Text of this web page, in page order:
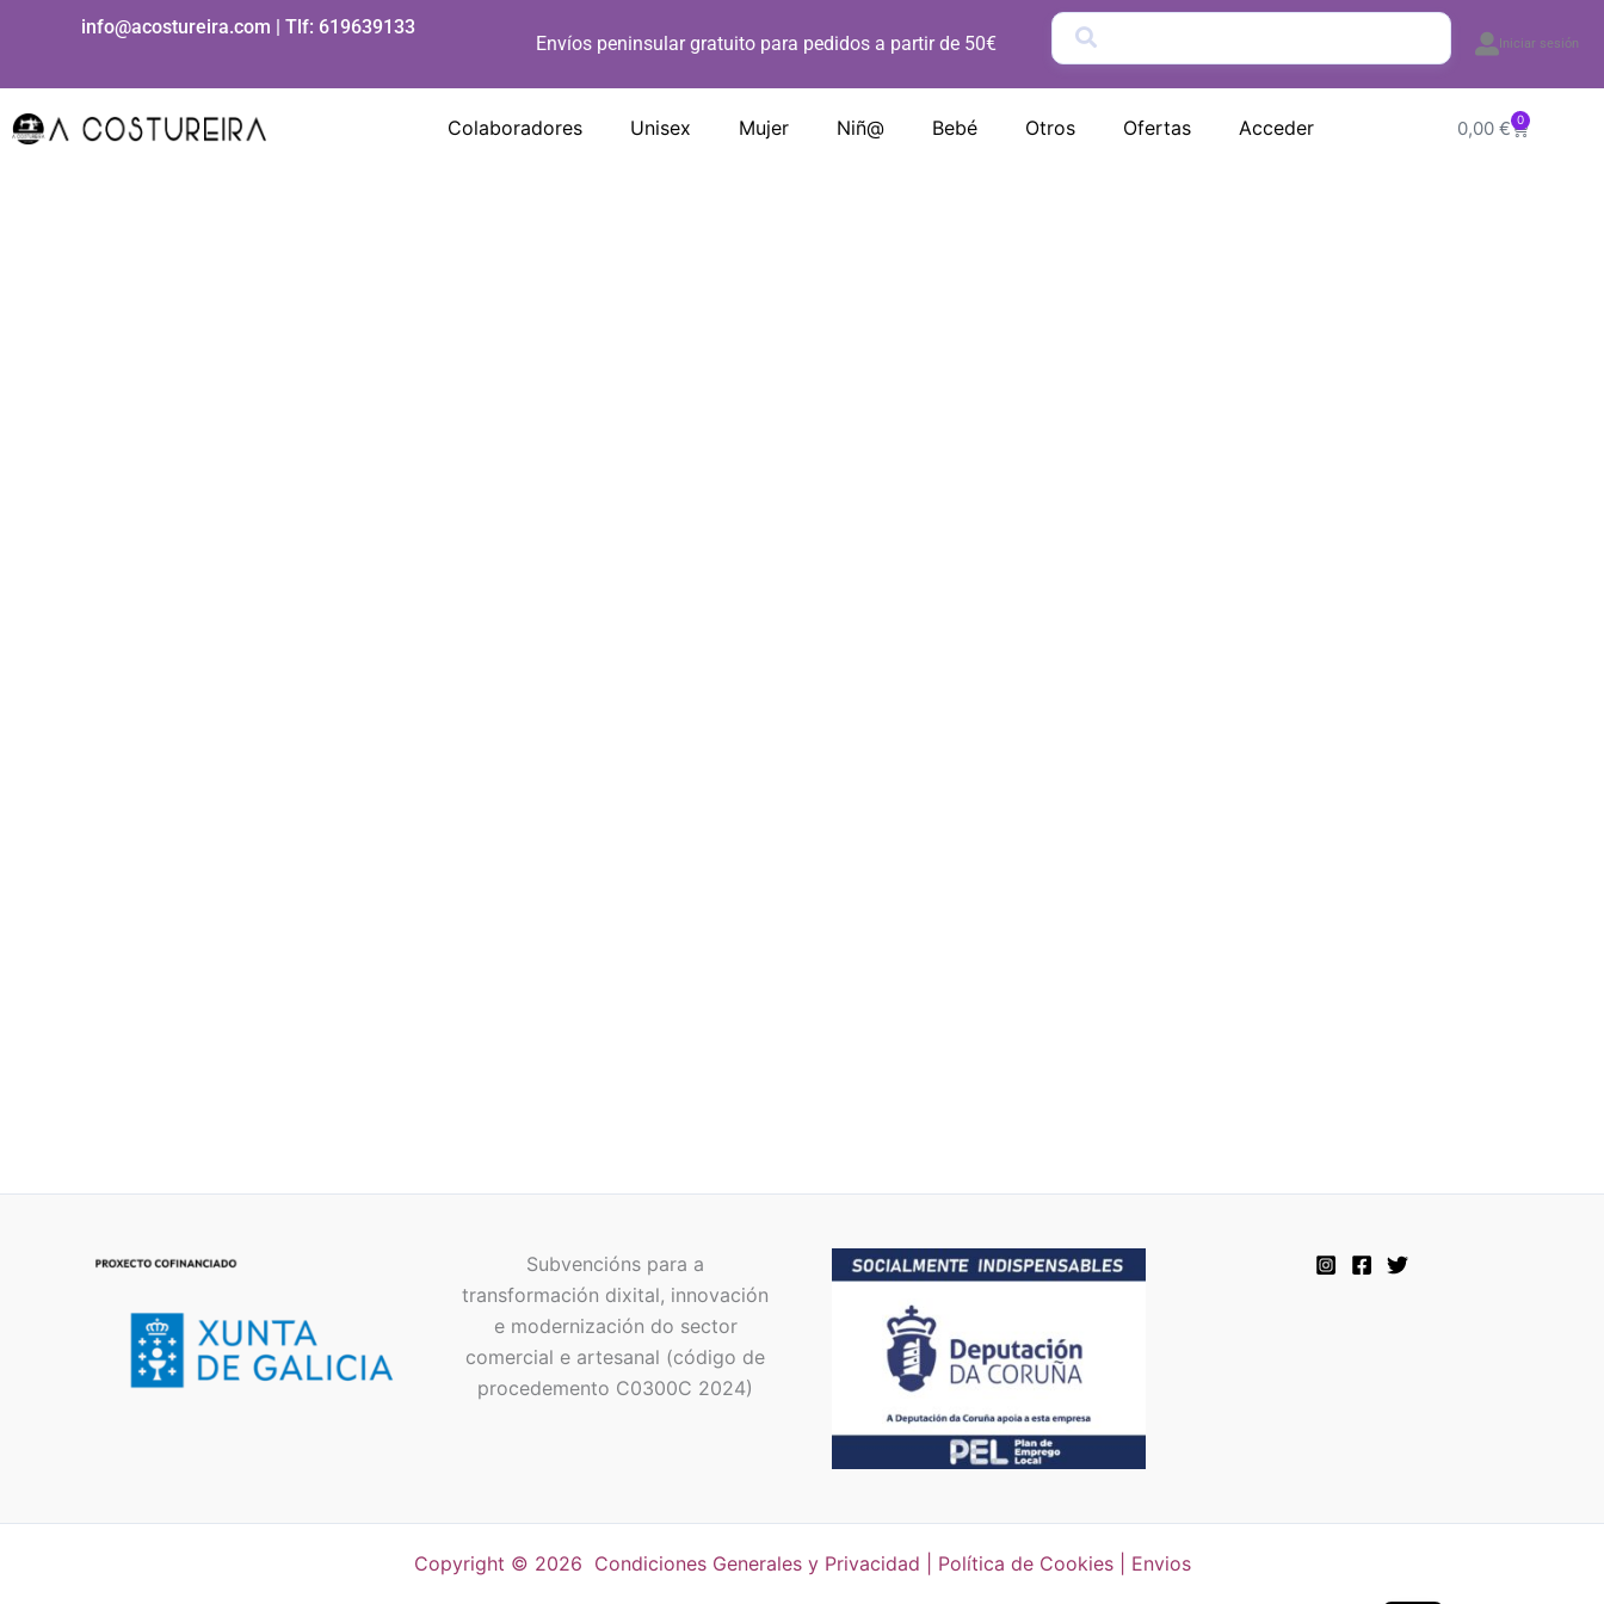
info@acostureira.com | Tlf: 619639133
Envíos peninsular gratuito para pedidos a partir de 50€ Iniciar sesión
Colaboradores Unisex Mujer Niñ@ Bebé Otros Ofertas Acceder 0,00€ 0
Carrito
Subvencións para a
transformación dixital, innovación
e modernización do sector
comercial e artesanal (código de
procedemento C0300C 2024)
Copyright © 2026 Condiciones Generales y Privacidad Política de Cookies | Envios